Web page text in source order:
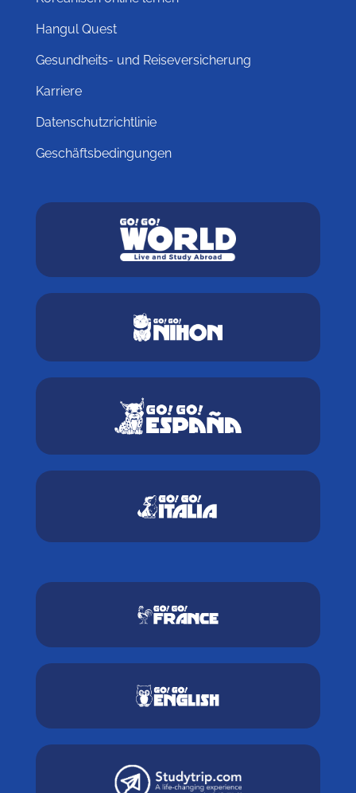
Hangul Quest
Gesundheits- und Reiseversicherung
Karriere
Datenschutzrichtlinie
Geschäftsbedingungen